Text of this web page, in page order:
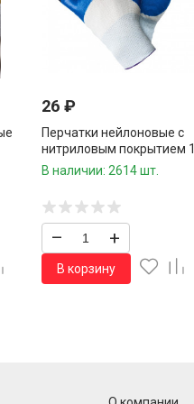
26 ₽
Перчатки нейлоновые с
нитриловым покрытием
пара
В наличии: 2614 шт.
– +
В корзину